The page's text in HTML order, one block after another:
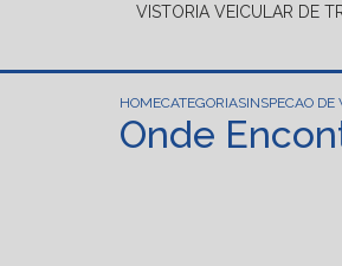
VISTORIA VEICULAR DE
HOMECATEGORIASINSPECAO DE
Onde